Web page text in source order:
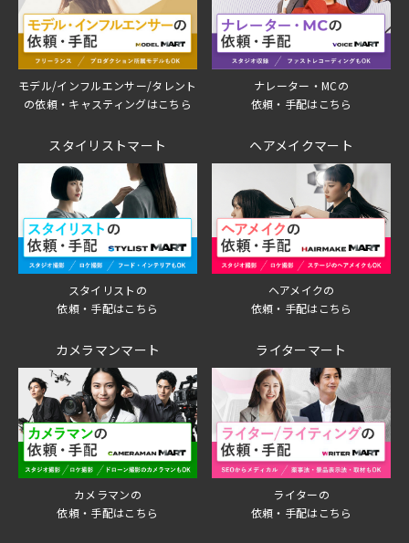
モデル/インフルエンサー/タレント
の依頼・キャスティングはこちら
ナレーター・MCの
依頼・手配はこちら
スタイリストマート
スタイリストの
依頼・手配はこちら
ヘアメイクマート
ヘアメイクの
依頼・手配はこちら
カメラマンマート
カメラマンの
依頼・手配はこちら
ライターマート
ライターの
依頼・手配はこちら